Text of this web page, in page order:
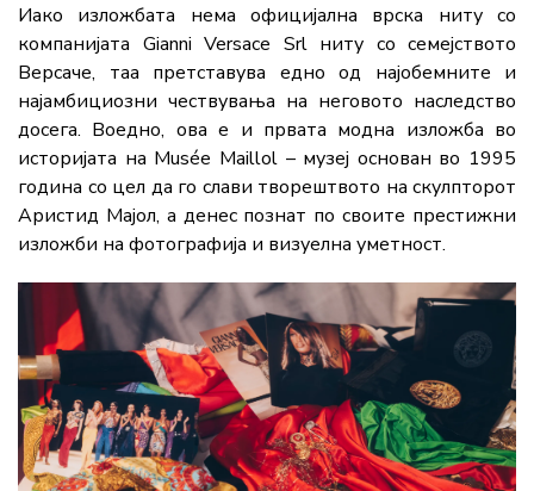
Иако изложбата нема официјална врска ниту со
компанијата Gianni Versace Srl ниту со семејството
Версаче, таа претставува едно од најобемните и
најамбициозни чествувања на неговото наследство
досега. Воедно, ова е и првата модна изложба во
историјата на Musée Maillol – музеј основан во 1995
година со цел да го слави творештвото на скулпторот
Аристид Мајол, а денес познат по своите престижни
изложби на фотографија и визуелна уметност.